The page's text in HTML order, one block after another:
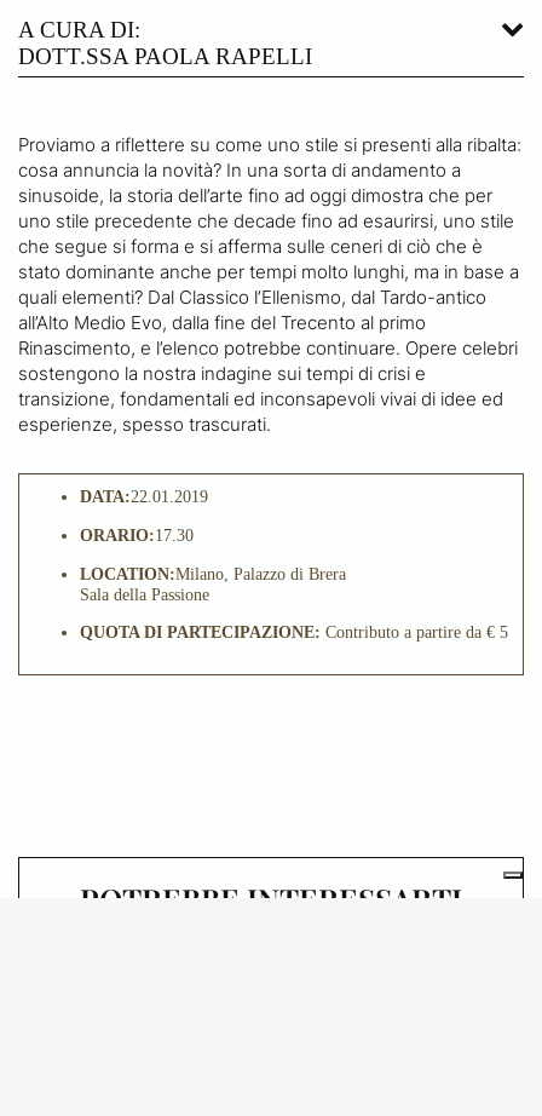
A CURA DI:
DOTT.SSA PAOLA RAPELLI
Proviamo a riflettere su come uno stile si presenti alla ribalta:
cosa annuncia la novità? In una sorta di andamento a
sinusoide, la storia dell’arte fino ad oggi dimostra che per
uno stile precedente che decade fino ad esaurirsi, uno stile
che segue si forma e si afferma sulle ceneri di ciò che è
stato dominante anche per tempi molto lunghi, ma in base a
quali elementi? Dal Classico l’Ellenismo, dal Tardo-antico
all’Alto Medio Evo, dalla fine del Trecento al primo
Rinascimento, e l’elenco potrebbe continuare. Opere celebri
sostengono la nostra indagine sui tempi di crisi e
transizione, fondamentali ed inconsapevoli vivai di idee ed
esperienze, spesso trascurati.
DATA:22.01.2019
ORARIO:17.30
LOCATION:Milano, Palazzo di Brera
Sala della Passione
QUOTA DI PARTECIPAZIONE: Contributo a partire da € 5
POTREBBE INTERESSARTI